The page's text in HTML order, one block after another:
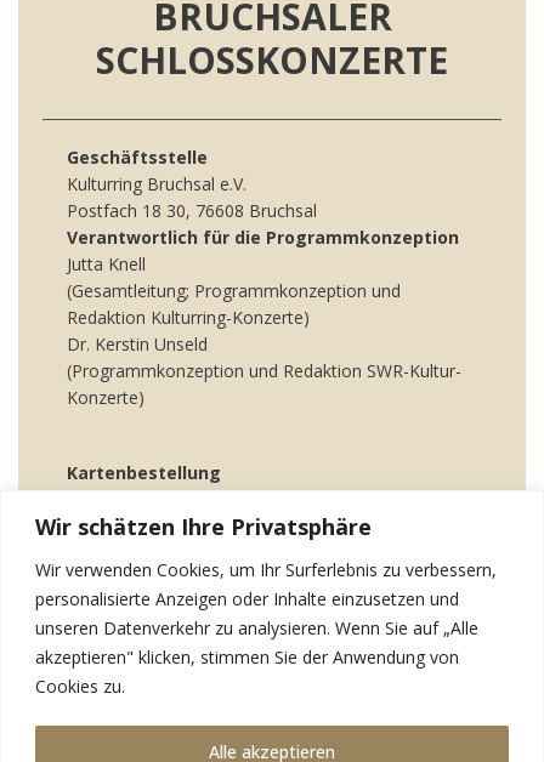
Wir schätzen Ihre Privatsphäre
Wir verwenden Cookies, um Ihr Surferlebnis zu verbessern,
personalisierte Anzeigen oder Inhalte einzusetzen und
unseren Datenverkehr zu analysieren. Wenn Sie auf „Alle
akzeptieren" klicken, stimmen Sie der Anwendung von
Cookies zu.
Alle akzeptieren
BRUCHSALER
SCHLOSSKONZERTE
Geschäftsstelle
Kulturring Bruchsal e.V.
Postfach 18 30, 76608 Bruchsal
Verantwortlich für die Programmkonzeption
Jutta Knell
(Gesamtleitung; Programmkonzeption und
Redaktion Kulturring-Konzerte)
Dr. Kerstin Unseld
(Programmkonzeption und Redaktion SWR-Kultur-
Konzerte)
Kartenbestellung
Ansprechpartnerin: Britta Brandstäter
Kultur braucht Ihr Engagement
Werden Sie Mitglied im Kulturring Bruchsal e.V.,
dem Kreis der Freunde und Förderer
der Bruchsaler Schlosskonzerte.